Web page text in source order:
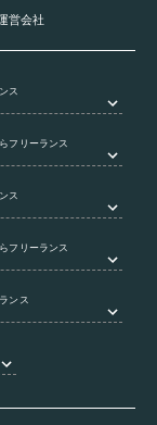
営会社
ス
フリーランス
ス
フリーランス
ンス